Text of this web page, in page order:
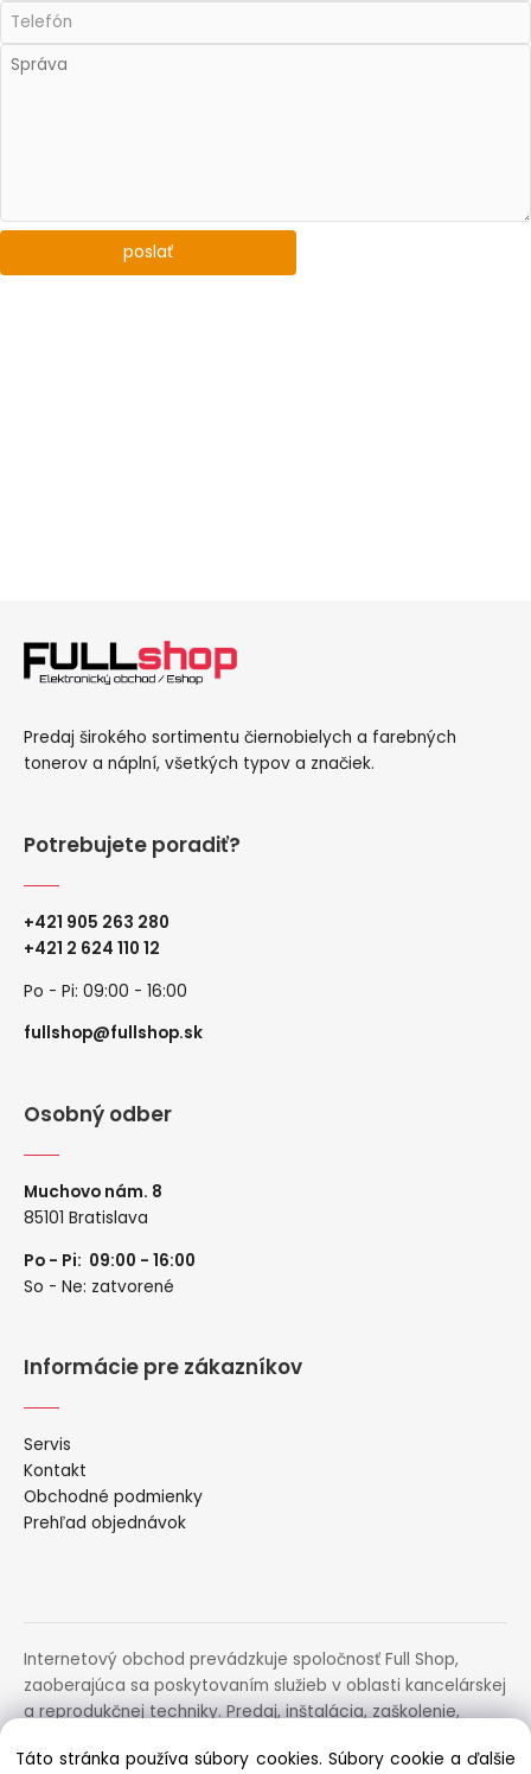
Predaj širokého sortimentu čiernobielych a farebných
tonerov a náplní, všetkých typov a značiek.
Potrebujete poradiť?
+421 905 263 280
+421 2 624 110 12
Po - Pi: 09:00 - 16:00
fullshop@fullshop.sk
Osobný odber
Muchovo nám. 8
85101 Bratislava
Po - Pi: 09:00 - 16:00
So - Ne: zatvorené
Informácie pre zákazníkov
Servis
Kontakt
Obchodné podmienky
Prehľad objednávok
Internetový obchod prevádzkuje spoločnosť Full Shop,
zaoberajúca sa poskytovaním služieb v oblasti kancelárskej
a reprodukčnej techniky. Predaj, inštalácia, zaškolenie,
zariadení.
Táto stránka používa súbory cookies. Súbory cookie a ďalšie